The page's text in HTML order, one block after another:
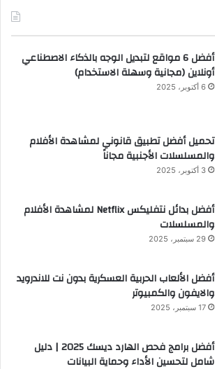
أفضل 6 مواقع لتبديل الوجه بالذكاء الاصطناعي
أونلاين (مجانية وسهلة الاستخدام)
6 أكتوبر، 2025
تحميل أفضل تطبيق قانوني لمشاهدة الأفلام
والمسلسلات الأجنبية مجاناً
3 أكتوبر، 2025
أفضل بدائل نتفليكس Netflix لمشاهدة الأفلام
والمسلسلات
29 سبتمبر، 2025
أفضل الألعاب الحربية العسكرية بدون نت للاندرويد
والايفون والكمبيوتر
17 سبتمبر، 2025
أفضل برامج فحص الهارد ديسك 2025 | دليل
شامل لتحسين الأداء وحماية البيانات